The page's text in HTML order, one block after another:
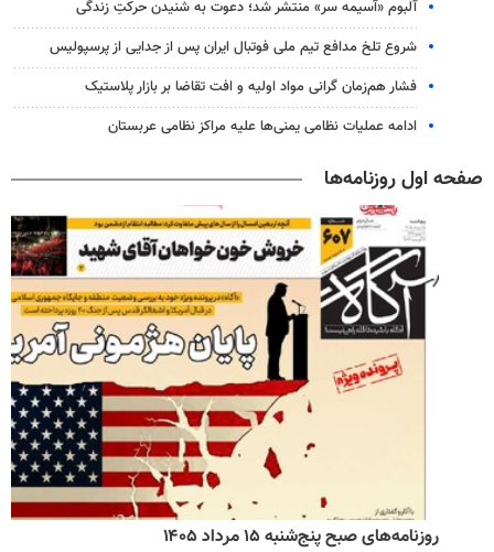
آلبوم «آسیمه سر» منتشر شد؛ دعوت به شنیدن حرکتِ زندگی
شروع تلخ مدافع تیم ملی فوتبال ایران پس از جدایی از پرسپولیس
فشار هم‌زمان گرانی مواد اولیه و افت تقاضا بر بازار پلاستیک
ادامه عملیات نظامی یمنی‌ها علیه مراکز نظامی عربستان
صفحه اول روزنامه‌ها
روزنامه‌های صبح پنج‌شنبه ۱۵ مرداد ۱۴۰۵